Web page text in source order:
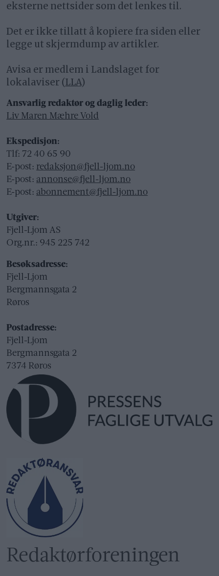
eksterne nettsider som det lenkes til.
Det er ikke tillatt å kopiere fra siden eller
legge ut skjermdump av artikler.
Avisa er medlem i Landslaget for
lokalaviser (LLA)
Ansvarlig redaktør og daglig leder:
Liv Maren Mæhre Vold
Ekspedisjon:
Tlf: 72 40 65 90
E-post: redaksjon@fjell-ljom.no
E-post: annonse@fjell-ljom.no
E-post: abonnement@fjell-ljom.no
Utgiver:
Fjell-Ljom AS
Org.nr.: 945 225 742
Besøksadresse:
Fjell-Ljom
Bergmannsgata 2
Røros
Postadresse:
Fjell-Ljom
Bergmannsgata 2
7374 Røros
Redaktør­foreningen